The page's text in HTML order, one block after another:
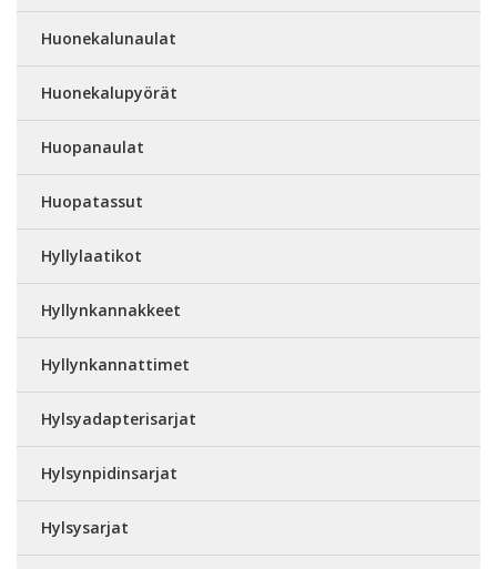
Huonekalunaulat
Huonekalupyörät
Huopanaulat
Huopatassut
Hyllylaatikot
Hyllynkannakkeet
Hyllynkannattimet
Hylsyadapterisarjat
Hylsynpidinsarjat
Hylsysarjat